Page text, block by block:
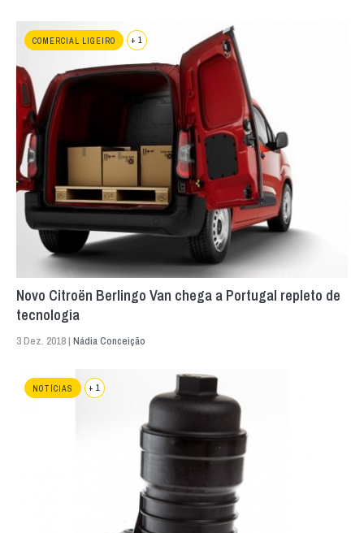
COMERCIAL LIGEIRO + 1
Novo Citroën Berlingo Van chega a Portugal repleto de
tecnologia
3 Dez. 2018 | Nádia Conceição
NOTÍCIAS + 1